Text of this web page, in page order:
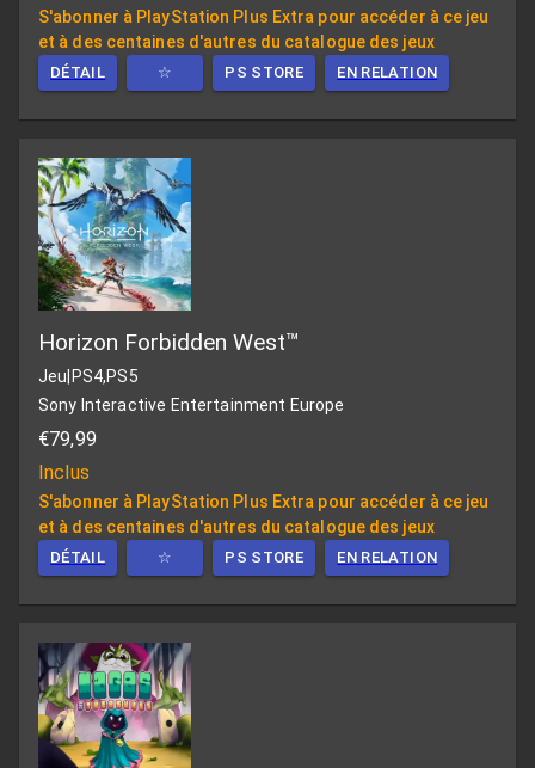
S'abonner à PlayStation Plus Extra pour accéder à ce jeu
et à des centaines d'autres du catalogue des jeux
DÉTAIL ☆ PS STORE EN RELATION
Horizon Forbidden West™
Jeu|PS4,PS5
Sony Interactive Entertainment Europe
€79,99
Inclus
S'abonner à PlayStation Plus Extra pour accéder à ce jeu
et à des centaines d'autres du catalogue des jeux
DÉTAIL ☆ PS STORE EN RELATION